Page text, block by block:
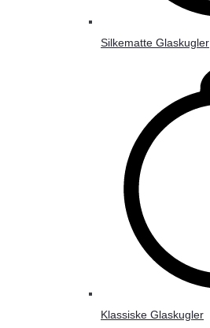
Silkematte Glaskugler
Klassiske Glaskugler